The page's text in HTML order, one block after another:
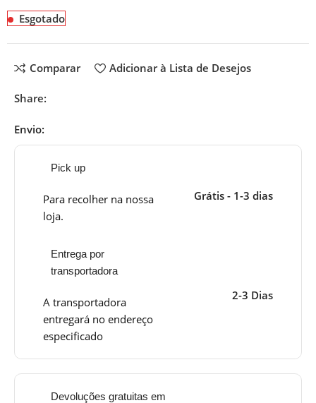
Esgotado
Comparar Adicionar à Lista de Desejos
Share:
Envio:
Pick up
Para recolher na nossa
loja.
Grátis - 1-3 dias
Entrega por
transportadora
A transportadora
entregará no endereço
especificado
2-3 Dias
Devoluções gratuitas em